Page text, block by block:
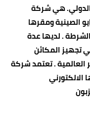
الدولي. هي شركة
الصينية ومقرها
. لديها عدة
تجهيز المكائن
العالمية . تعتمد شركة